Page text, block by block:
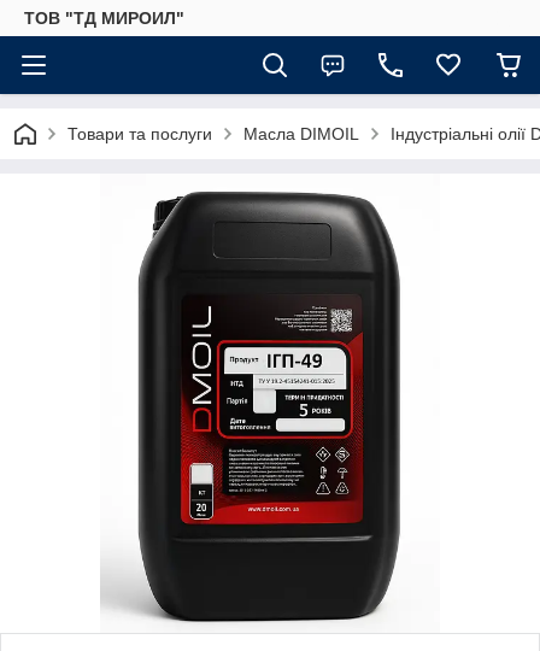
ТОВ "ТД МИРОИЛ"
Товари та послуги Масла DIMOIL Індустріальні олії